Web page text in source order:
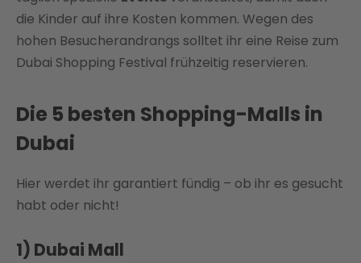
die Kinder auf ihre Kosten kommen. Wegen des
hohen Besucherandrangs solltet ihr eine Reise zum
Dubai Shopping Festival frühzeitig reservieren.
Die 5 besten Shopping-Malls in
Dubai
Hier werdet ihr garantiert fündig – ob ihr es gesucht
habt oder nicht!
1) Dubai Mall